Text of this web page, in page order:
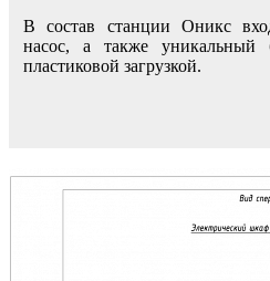
В состав станции Оникс
насос, а также уникальный
пластиковой загрузкой.